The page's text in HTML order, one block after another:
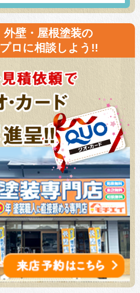
外壁・屋根塗装の
プロに相談しよう!!